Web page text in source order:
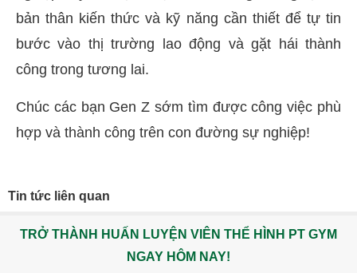
bản thân kiến thức và kỹ năng cần thiết để tự tin
bước vào thị trường lao động và gặt hái thành
công trong tương lai.
Chúc các bạn Gen Z sớm tìm được công việc phù
hợp và thành công trên con đường sự nghiệp!
Tin tức liên quan
TRỞ THÀNH HUẤN LUYỆN VIÊN THỂ HÌNH PT GYM
NGAY HÔM NAY!